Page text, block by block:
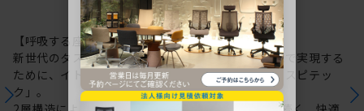
【呼吸する座面：レスピテック】
新世代のタスクチェアに求められる性能を高い次元で実現する
ために、イトーキが新たに開発した高機能素材「レスピテッ
ク」。